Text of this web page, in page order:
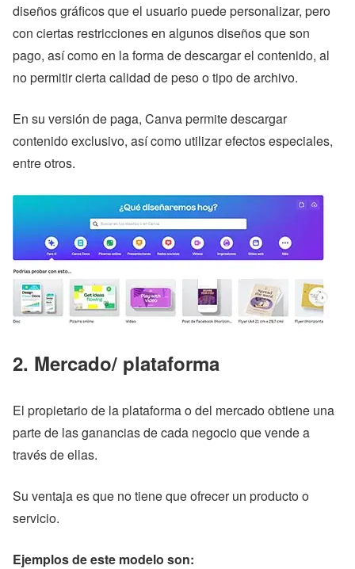
diseños gráficos que el usuario puede personalizar, pero
con ciertas restricciones en algunos diseños que son
pago, así como en la forma de descargar el contenido, al
no permitir cierta calidad de peso o tipo de archivo.
En su versión de paga, Canva permite descargar
contenido exclusivo, así como utilizar efectos especiales,
entre otros.
2. Mercado/ plataforma
El propietario de la plataforma o del mercado obtiene una
parte de las ganancias de cada negocio que vende a
través de ellas.
Su ventaja es que no tiene que ofrecer un producto o
servicio.
Ejemplos de este modelo son: